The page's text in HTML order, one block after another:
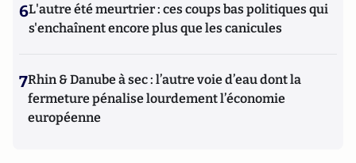
6L'autre été meurtrier : ces coups bas politiques qui
s'enchaînent encore plus que les canicules
7Rhin & Danube à sec : l’autre voie d’eau dont la
fermeture pénalise lourdement l’économie
européenne